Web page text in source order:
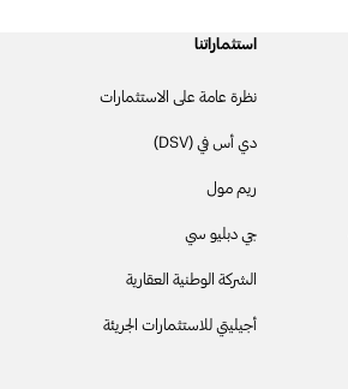
استثماراتنا
نظرة عامة على الاستثمارات
دي أس في (DSV)
ريم مول
جي دبليو سي
الشركة الوطنية العقارية
أجيليتي للاستثمارات الجريئة